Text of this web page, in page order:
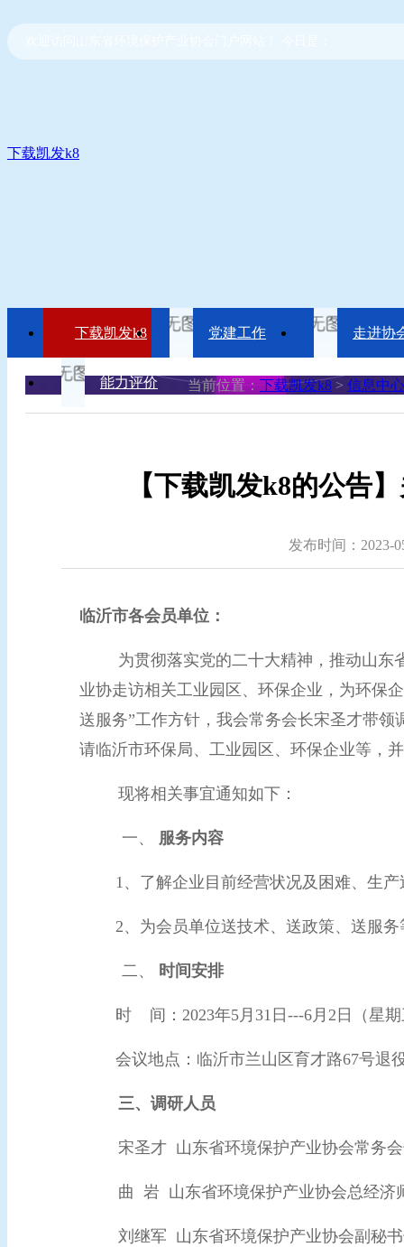
下载凯发k8
下载凯发k8 党建工作 走进协
能力评价 当前位置： 下载凯发k8 > 信息中心
【下载凯发k8的公告
发布时间：2023-
临沂市各会员单位：
为贯彻落实党的二十大精神，推动山东
业协走访相关工业园区、环保企业，为环保
送服务”工作方针，我会常务会长宋圣才带领
请临沂市环保局、工业园区、环保企业等，
现将相关事宜通知如下：
一、 服务内容
1、了解企业目前经营状况及困难、生
2、为会员单位送技术、送政策、送服务
二、 时间安排
时 间： 2023年5月31日---6月2日（星
会议地点：临沂市兰山区育才路67号退
三、调研人员
宋圣才 山东省环境保护产业协会常务
曲 岩山东省环境保护产业协会总经济
刘继军 山东省环境保护产业协会副秘